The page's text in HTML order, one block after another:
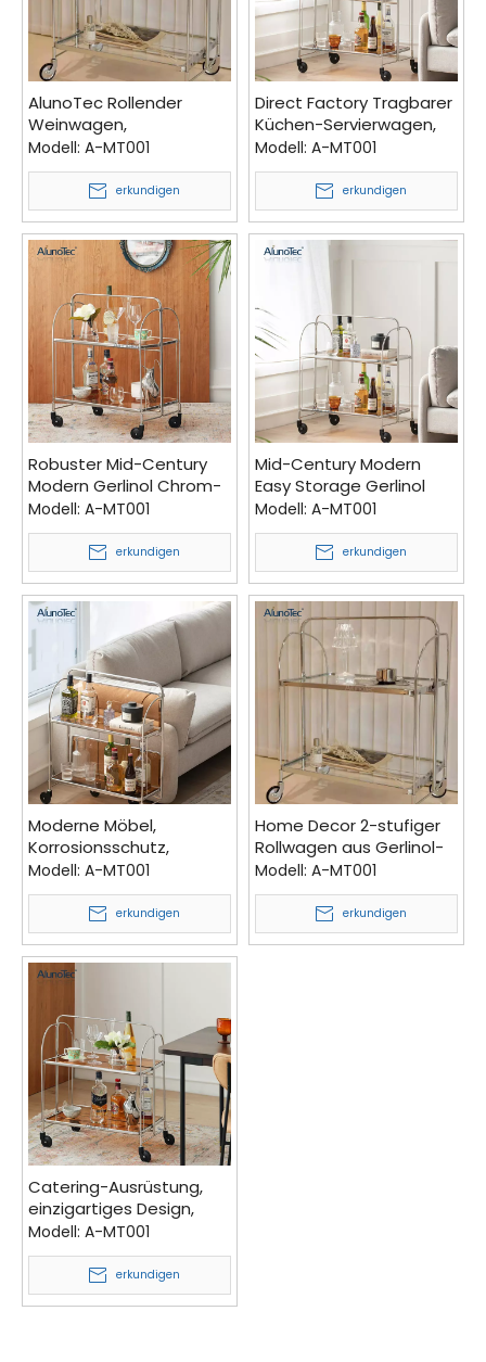
AlunoTec Rollender
Weinwagen,
Wohnzimmer-
Teewagen, 2 Etagen,
beweglicher Barwagen
mit Glastischplatte
Modell: A-MT001
erkundigen
Direct Factory Tragbarer
Küchen-Servierwagen,
faltbarer Handwagen,
Hotel-Barwagen in
Hellgrün
Modell: A-MT001
erkundigen
Robuster Mid-Century
Modern Gerlinol Chrom-
Metall-
Aufbewahrungswagen
mit Servierwagen und
Barwagen
Modell: A-MT001
erkundigen
Mid-Century Modern
Easy Storage Gerlinol
Multifunktionaler
Service-Klapp-Barwagen
mit gehärtetem Glas
Modell: A-MT001
erkundigen
Moderne Möbel,
Korrosionsschutz,
Catering-Ausrüstung,
Küche, Servierwagen,
zusammenklappbar, aus
verchromtem Stahl
Modell: A-MT001
erkundigen
Home Decor 2-stufiger
Rollwagen aus Gerlinol-
Korrosionsschutzmetall
mit massiver
Stahlstange
Modell: A-MT001
erkundigen
Catering-Ausrüstung,
einzigartiges Design,
antiker Gerlinol Vintage-
Wagen, braun, faltbarer
Handwagen
Modell: A-MT001
erkundigen